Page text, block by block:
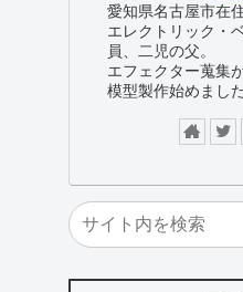
愛知県名古屋市在住
エレクトリック・
員、二児の父。
エフェクター蒐集
模型製作始めました